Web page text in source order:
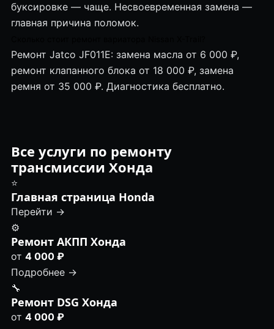
буксировке — чаще. Несвоевременная замена —
главная причина поломок.
Ремонт Jatco JF011E: замена масла от 6 000 ₽,
ремонт клапанного блока от 18 000 ₽, замена
ремня от 35 000 ₽. Диагностика бесплатно.
Все услуги по ремонту
трансмиссии Хонда
⭐
Главная страница Honda
Перейти →
⚙️
Ремонт АКПП Хонда
от 4 000 ₽
Подробнее →
🔧
Ремонт DSG Хонда
от 4 000 ₽